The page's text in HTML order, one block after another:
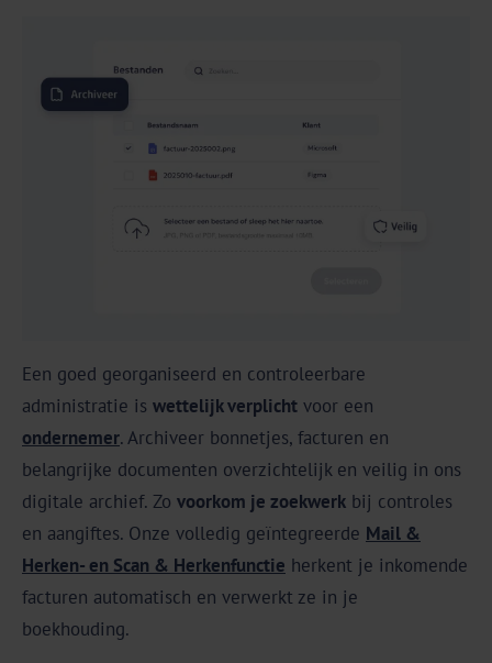
Een goed georganiseerd en controleerbare
administratie is wettelijk verplicht voor een
ondernemer. Archiveer bonnetjes, facturen en
belangrijke documenten overzichtelijk en veilig in ons
digitale archief. Zo voorkom je zoekwerk bij controles
en aangiftes. Onze volledig geïntegreerde Mail &
Herken- en Scan & Herkenfunctie herkent je inkomende
facturen automatisch en verwerkt ze in je
boekhouding.